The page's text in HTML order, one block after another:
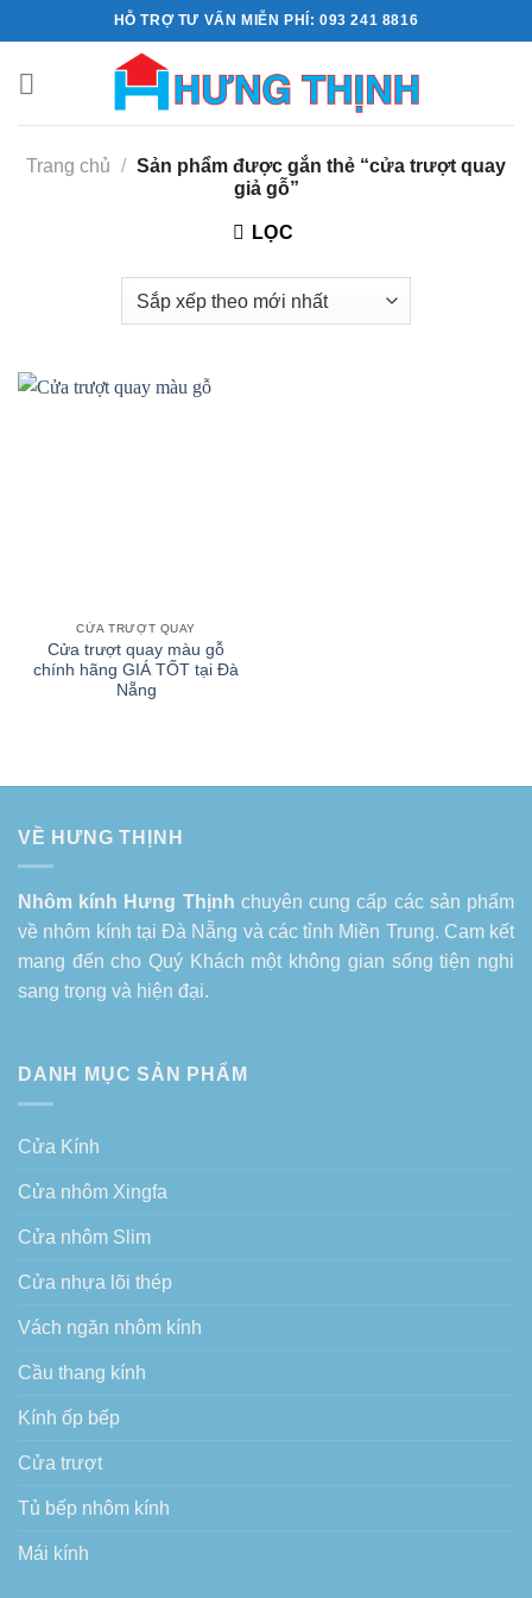
to
content
HỖ TRỢ TƯ VẤN MIỄN PHÍ: 093 241 8816
Trang chủ / Sản phẩm được gắn thẻ “cửa trượt quay
giả gỗ”
LỌC
CỬA TRƯỢT QUAY
Cửa trượt quay màu gỗ
chính hãng GIÁ TỐT tại Đà
Nẵng
VỀ HƯNG THỊNH
Nhôm kính Hưng Thịnh chuyên cung cấp các sản phẩm
về nhôm kính tại Đà Nẵng và các tỉnh Miền Trung. Cam kết
mang đến cho Quý Khách một không gian sống tiện nghi
sang trọng và hiện đại.
DANH MỤC SẢN PHẨM
Cửa Kính
Cửa nhôm Xingfa
Cửa nhôm Slim
Cửa nhựa lõi thép
Vách ngăn nhôm kính
Cầu thang kính
Kính ốp bếp
Cửa trượt
Tủ bếp nhôm kính
Mái kính